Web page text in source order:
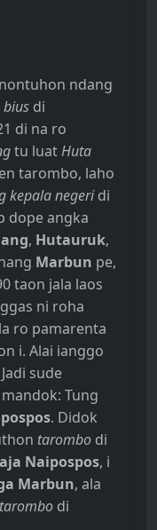
ndang
bius di
di na ro
tu luatHuta
tarombo, laho
kepala negeridi
dope angka
, Hutauruk,
Marbun pe,
taon jala laos
ni roha
ro pamarenta
i. Alai ianggo
sude
Tung
. Didok
tarombo di
Naipospos, i
Marbun, ala
tarombo di